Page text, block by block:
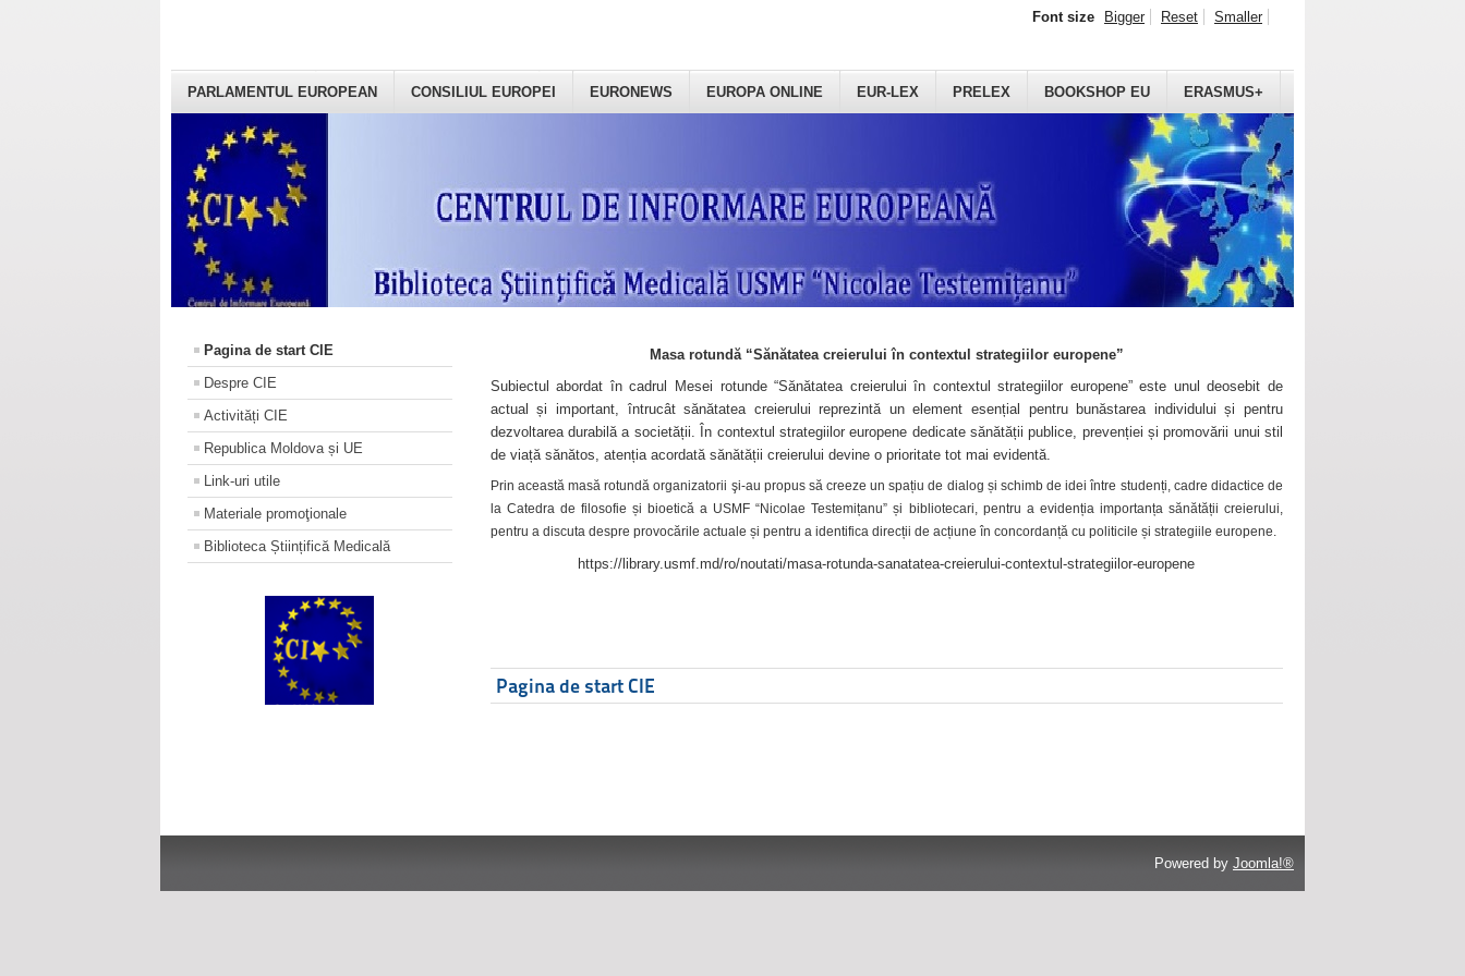
PARLAMENTUL EUROPEAN CONSILIUL EUROPEI EURONEWS EUROPA ONLINE EUR-LEX PRELEX BOOKSHOP EU ERASMUS+
Font size Bigger Reset Smaller
Pagina de start CIE
Despre CIE
Activități CIE
Republica Moldova și UE
Link-uri utile
Materiale promoţionale
Biblioteca Științifică Medicală
Masa rotundă “Sănătatea creierului în contextul strategiilor europene”
Subiectul abordat în cadrul Mesei rotunde “Sănătatea creierului în contextul strategiilor europene” este unul deosebit de
actual și important, întrucât sănătatea creierului reprezintă un element esențial pentru bunăstarea individului și pentru
dezvoltarea durabilă a societății. În contextul strategiilor europene dedicate sănătății publice, prevenției și promovării unui stil
de viață sănătos, atenția acordată sănătății creierului devine o prioritate tot mai evidentă.
Prin această masă rotundă organizatorii şi-au propus să creeze un spațiu de dialog și schimb de idei între studenți, cadre didactice de
la Catedra de filosofie și bioetică a USMF “Nicolae Testemițanu” și bibliotecari, pentru a evidenția importanța sănătății creierului,
pentru a discuta despre provocările actuale și pentru a identifica direcții de acțiune în concordanță cu politicile și strategiile europene.
https://library.usmf.md/ro/noutati/masa-rotunda-sanatatea-creierului-contextul-strategiilor-europene
Pagina de start CIE
Powered by Joomla!®